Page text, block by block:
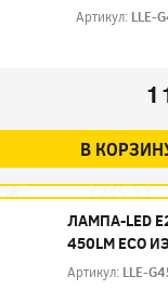
Артикул: LLE-
В
ЛАМПА-LED
450LM ECO
Артикул: LLE-